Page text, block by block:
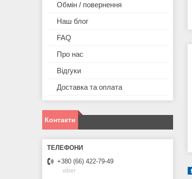
Обмін / повернення
Наш блог
FAQ
Про нас
Відгуки
Доставка та оплата
Контакти
+380 (66) 422-79-49
viber